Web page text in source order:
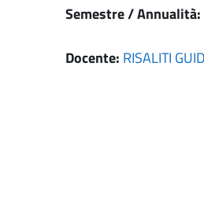
Semestre / Annualità:
Docente: RISALITI